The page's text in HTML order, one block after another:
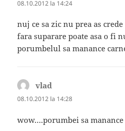
08.10.2012 la 14:24
nuj ce sa zic nu prea as crede
fara suparare poate asa o fi
porumbelul sa manance
vlad
08.10.2012 la 14:28
wow….porumbei sa